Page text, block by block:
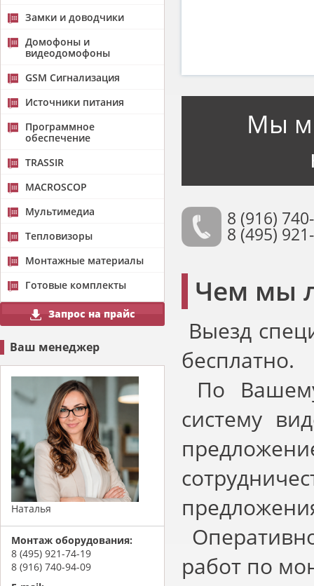
Замки и доводчики
Домофоны и
видеодомофоны
GSM Сигнализация
Источники питания
Программное
обеспечение
TRASSIR
MACROSCOP
Мультимедиа
Тепловизоры
Монтажные материалы
Готовые комплекты
Запрос на прайс
Ваш менеджер
Наталья
Монтаж оборудования:
8 (495) 921-74-19
8 (916) 740-94-09
Мы
8 (916)
8 (495)
Чем мы
Выезд
бесплатно.
По
систему
работ по